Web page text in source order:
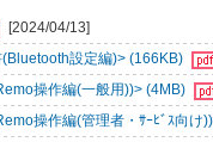
[2024/04/13]
設定編)> (166KB)
操作編(一般用))> (4MB)
操作編(管理者・ｻｰﾋﾞｽ向け